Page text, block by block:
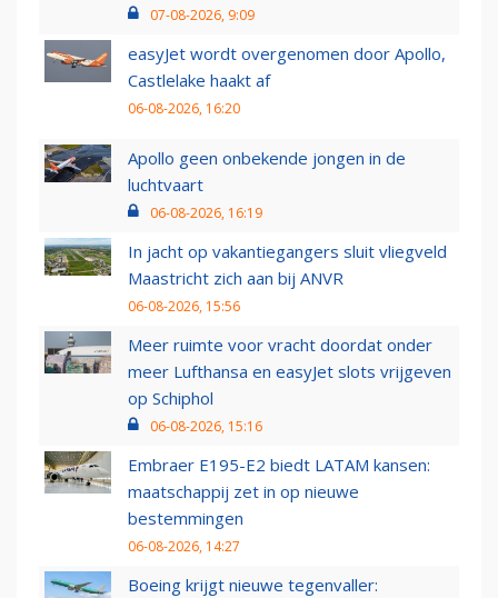
07-08-2026, 9:09
easyJet wordt overgenomen door Apollo,
Castlelake haakt af
06-08-2026, 16:20
Apollo geen onbekende jongen in de
luchtvaart
06-08-2026, 16:19
In jacht op vakantiegangers sluit vliegveld
Maastricht zich aan bij ANVR
06-08-2026, 15:56
Meer ruimte voor vracht doordat onder
meer Lufthansa en easyJet slots vrijgeven
op Schiphol
06-08-2026, 15:16
Embraer E195-E2 biedt LATAM kansen:
maatschappij zet in op nieuwe
bestemmingen
06-08-2026, 14:27
Boeing krijgt nieuwe tegenvaller: